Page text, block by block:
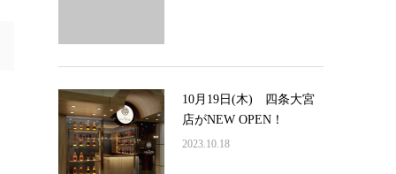
10月19日(木) 四条大宮
店がNEW OPEN！
2023.10.18